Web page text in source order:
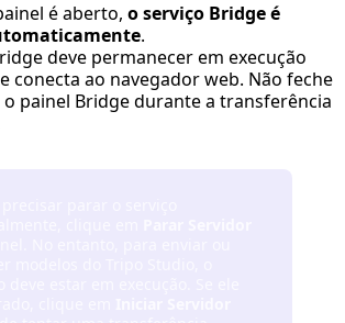
é aberto, o serviço Bridge é
.
deve permanecer em execução
conecta ao navegador web. Não feche
painel Bridge durante a transferência